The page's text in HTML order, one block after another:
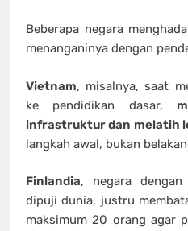
Beberapa negara
menanganinya dengan
Vietnam, misalnya, saat
ke pendidikan dasar,
infrastruktur dan melatih
langkah awal, bukan
Finlandia, negara
dipuji dunia, justru
maksimum 20 orang agar